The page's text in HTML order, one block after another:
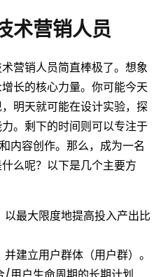
术营销人员
营销人员简直棒极了。想象
长的核心力量。你可能今天
明天就可能在设计实验，探
。剩下的时间则可以专注于
内容创作。那么，成为一名
么呢？以下是几个主要方
最大限度地提高投入产出比
建立用户群体（用户群）。